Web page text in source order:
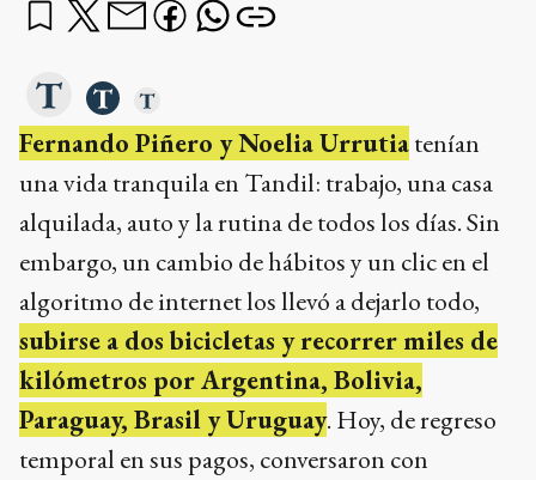
Fernando Piñero y Noelia Urrutiatenían
una vida tranquila en Tandil: trabajo, una casa
alquilada, auto y la rutina de todos los días. Sin
embargo, un cambio de hábitos y un clic en el
algoritmo de internet los llevó a dejarlo todo,
subirse a dos bicicletas y recorrer miles de
kilómetros por Argentina, Bolivia,
Paraguay, Brasil y Uruguay. Hoy, de regreso
temporal en sus pagos, conversaron con